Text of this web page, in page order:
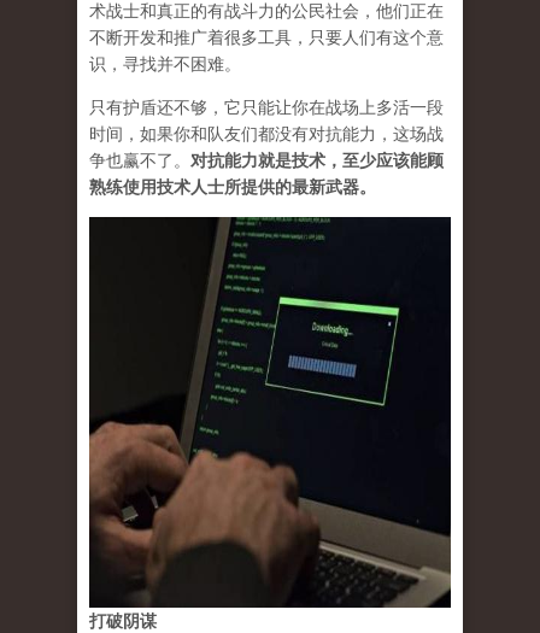
术战士和真正的有战斗力的公民社会，他们正在
不断开发和推广着很多工具，只要人们有这个意
识，寻找并不困难。
只有护盾还不够，它只能让你在战场上多活一段
时间，如果你和队友们都没有对抗能力，这场战
争也赢不了。 对抗能力就是技术，至少应该能顾
熟练使用技术人士所提供的最新武器。
打破阴谋